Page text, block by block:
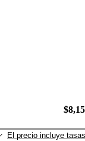
El precio incluye tasas